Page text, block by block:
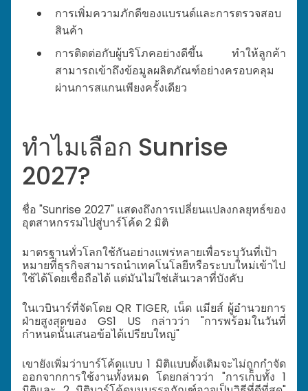
การเพิ่มความภักดีของแบรนด์และการตรวจสอบ
สินค้า
การติดต่อกับผู้บริโภคอย่างดีขึ้น ทำให้ลูกค้า
สามารถเข้าถึงข้อมูลผลิตภัณฑ์อย่างครอบคลุม
ผ่านการสแกนเพียงครั้งเดียว
ทำไมเลือก Sunrise
2027?
ชื่อ "Sunrise 2027" แสดงถึงการเปลี่ยนแปลงกลยุทธ์ของ
อุตสาหกรรมไปสู่บาร์โค้ด 2 มิติ
มาตรฐานทั่วโลกใช้กันอย่างแพร่หลายเพื่อระบุวันที่เป้า
หมายที่ธุรกิจสามารถนำเทคโนโลยีหรือระบบใหม่เข้าไป
ใช้ได้โดยเชื่อถือได้ แต่มันไม่ใช่เส้นเวลาที่บังคับ
ในเวบินาร์ที่จัดโดย QR TIGER, เน็ด แมียส์ ผู้อำนวยการ
ฝ่ายสูงสุดของ GS1 US กล่าวว่า "การพร้อมในวันที่
กำหนดนั้นเสนอข้อได้เปรียบใหญ่"
เขายังเพิ่มว่าบาร์โค้ดแบบ 1 มิติแบบดั้งเดิมจะไม่ถูกกำจัด
ออกจากการใช้งานทั้งหมด โดยกล่าวว่า "การเก็บทั้ง 1